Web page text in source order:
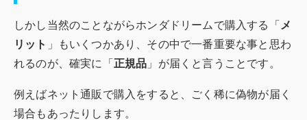
しかし当然のことながらホンダドリームで購入する「 メ
リット 」もいくつかあり、その中で一番重要な事と思わ
れるのが、確実に「 正規品 」が届くと言うことです。
例えばネット通販で購入をすると、ごく稀に偽物が届く
場合もあったりします。